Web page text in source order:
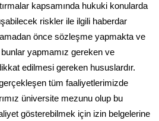
kapsamında hukuki konularda
riskler ile ilgili haberdar
önce sözleşme yapmakta ve
yapmamız gereken ve
edilmesi gereken hususlardır.
tüm faaliyetlerimizde
üniversite mezunu olup bu
gösterebilmek için izin belgelerine